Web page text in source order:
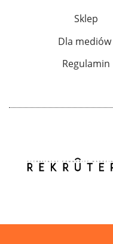
Sklep
Dla mediów
Regulamin